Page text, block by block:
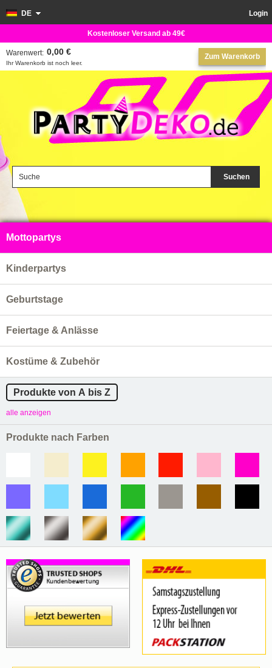
Suchen
Login
DE
Zum Warenkorb
Ihr Warenkorb ist noch leer.
Warenwert: 0,00 €
Kostenloser Versand ab 49€
Mottopartys
Kinderpartys
Geburtstage
Feiertage & Anlässe
Kostüme & Zubehör
Produkte von A bis Z
alle anzeigen
Produkte nach Farben